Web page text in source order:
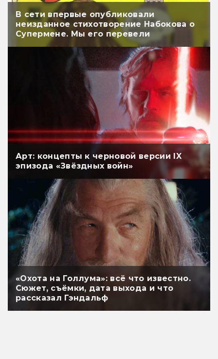
В сети впервые опубликовали
неизданное стихотворение Набокова о
Супермене. Мы его перевели
Арт: концепты к черновой версии IX
эпизода «Звёздных войн»
«Охота на Голлума»: всё что известно.
Сюжет, съёмки, дата выхода и что
рассказал Гэндальф